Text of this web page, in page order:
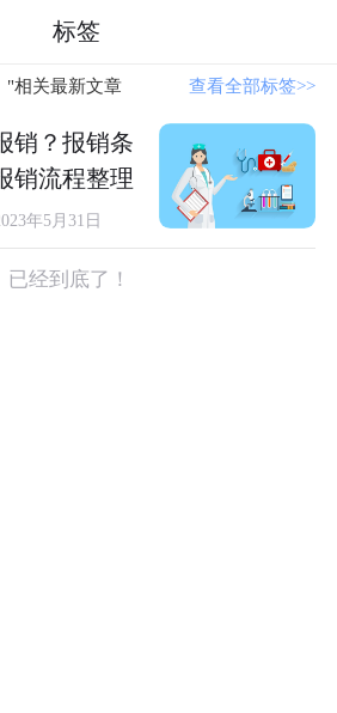
标签
"相关最新文章 查看全部标签>>
销？报销条
销流程整理
年5月31日
已经到底了！